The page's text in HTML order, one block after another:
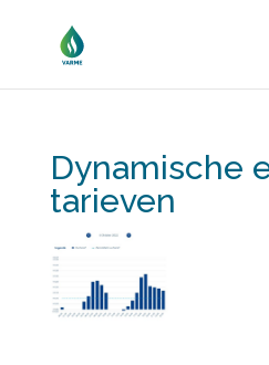
Dynamische
tarieven